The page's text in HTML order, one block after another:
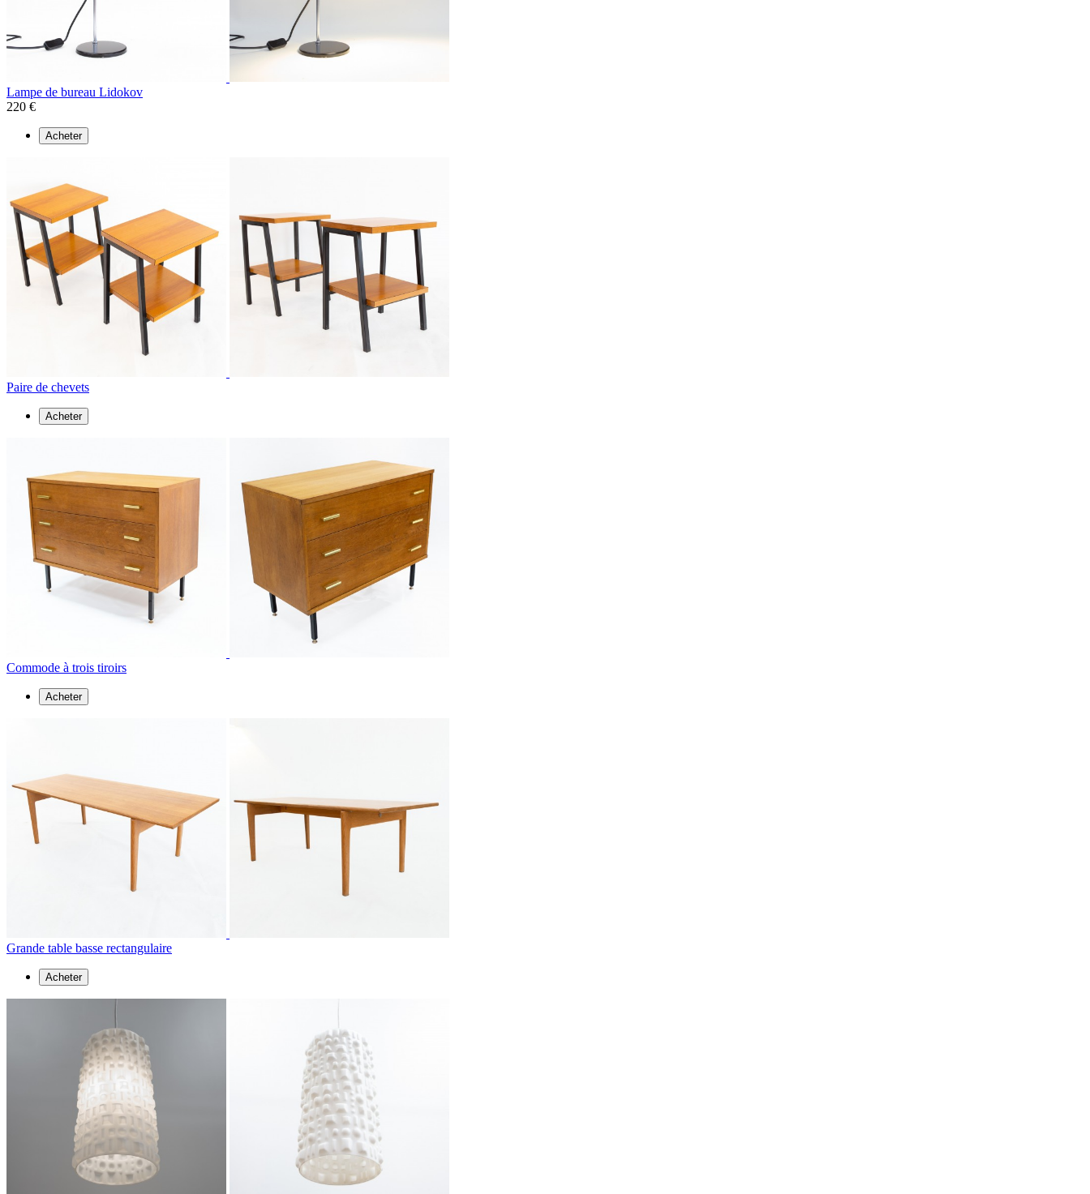
Lampe de bureau Lidokov
220 €
Acheter
Paire de chevets
Acheter
Commode à trois tiroirs
Acheter
Grande table basse rectangulaire
Acheter